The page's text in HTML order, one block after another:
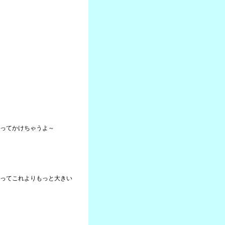
てかけちゃうよ～
てこれよりもっと大きい